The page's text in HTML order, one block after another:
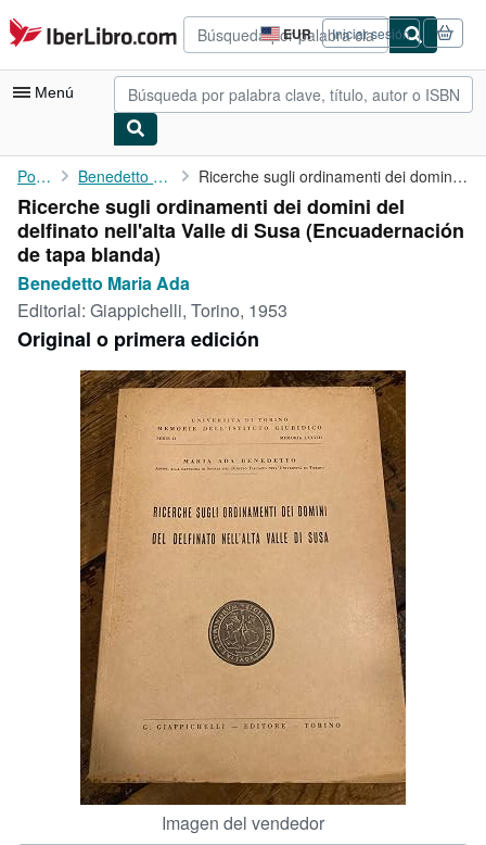
Pasar al contenido principal
IberLibro.com EUR
Preferencias
de
compra
del
Iniciar sesión
Menú
Mi cuenta
Consultar mis pedidos
Búsqueda avanzada
Colecciones
Libros antiguos
Vendedores
Comenzar a vender
CERRAR
Portada Benedetto Maria Ada Ricerche sugli ordinamenti dei domini del delfinato nell'alta ...
Ricerche sugli ordinamenti dei domini del
delfinato nell'alta Valle di Susa (Encuadernación
de tapa blanda)
Benedetto Maria Ada
Editorial: Giappichelli, Torino, 1953
Original o primera edición
Imagen del vendedor